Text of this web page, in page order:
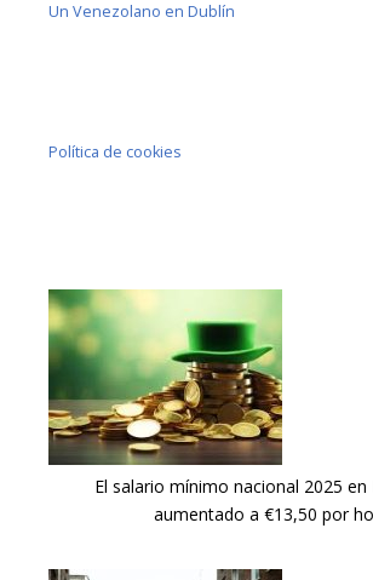
Un Venezolano en Dublín
Política de cookies
El salario mínimo nacional 2025 en
aumentado a €13,50 por